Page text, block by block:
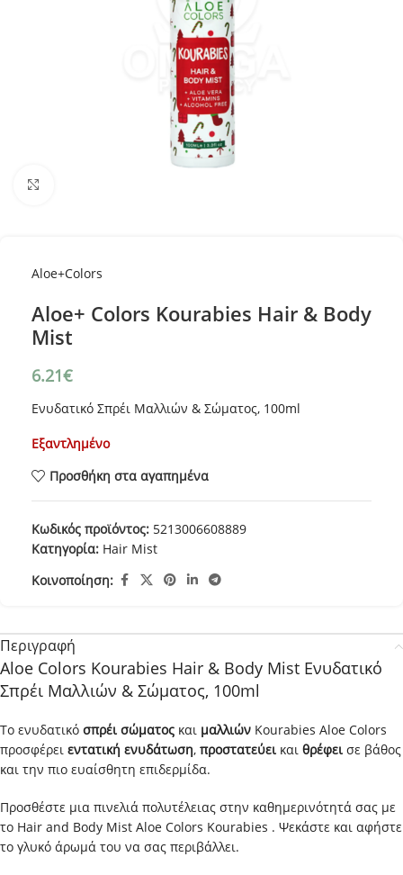
Aloe+Colors
Aloe+ Colors Kourabies Hair & Body
Mist
6.21€
Ενυδατικό Σπρέι Μαλλιών & Σώματος, 100ml
Εξαντλημένο
Προσθήκη στα αγαπημένα
Κωδικός προϊόντος: 5213006608889
Κατηγορία: Hair Mist
Κοινοποίηση:
Περιγραφή
Aloe Colors Kourabies Hair & Body Mist Ενυδατικό
Σπρέι Μαλλιών & Σώματος, 100ml
Το ενυδατικό σπρέι σώματος και μαλλιών Kourabies Aloe Colors
προσφέρει εντατική ενυδάτωση, προστατεύει και θρέφει σε βάθος
και την πιο ευαίσθητη επιδερμίδα.
Προσθέστε μια πινελιά πολυτέλειας στην καθημερινότητά σας με
το Hair and Body Mist Aloe Colors Kourabies . Ψεκάστε και αφήστε
το γλυκό άρωμά του να σας περιβάλλει.